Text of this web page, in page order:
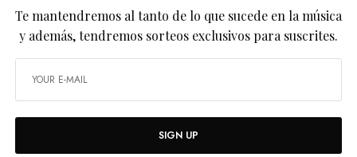
Te mantendremos al tanto de lo que sucede en la música
y además, tendremos sorteos exclusivos para suscrites.
SIGN UP